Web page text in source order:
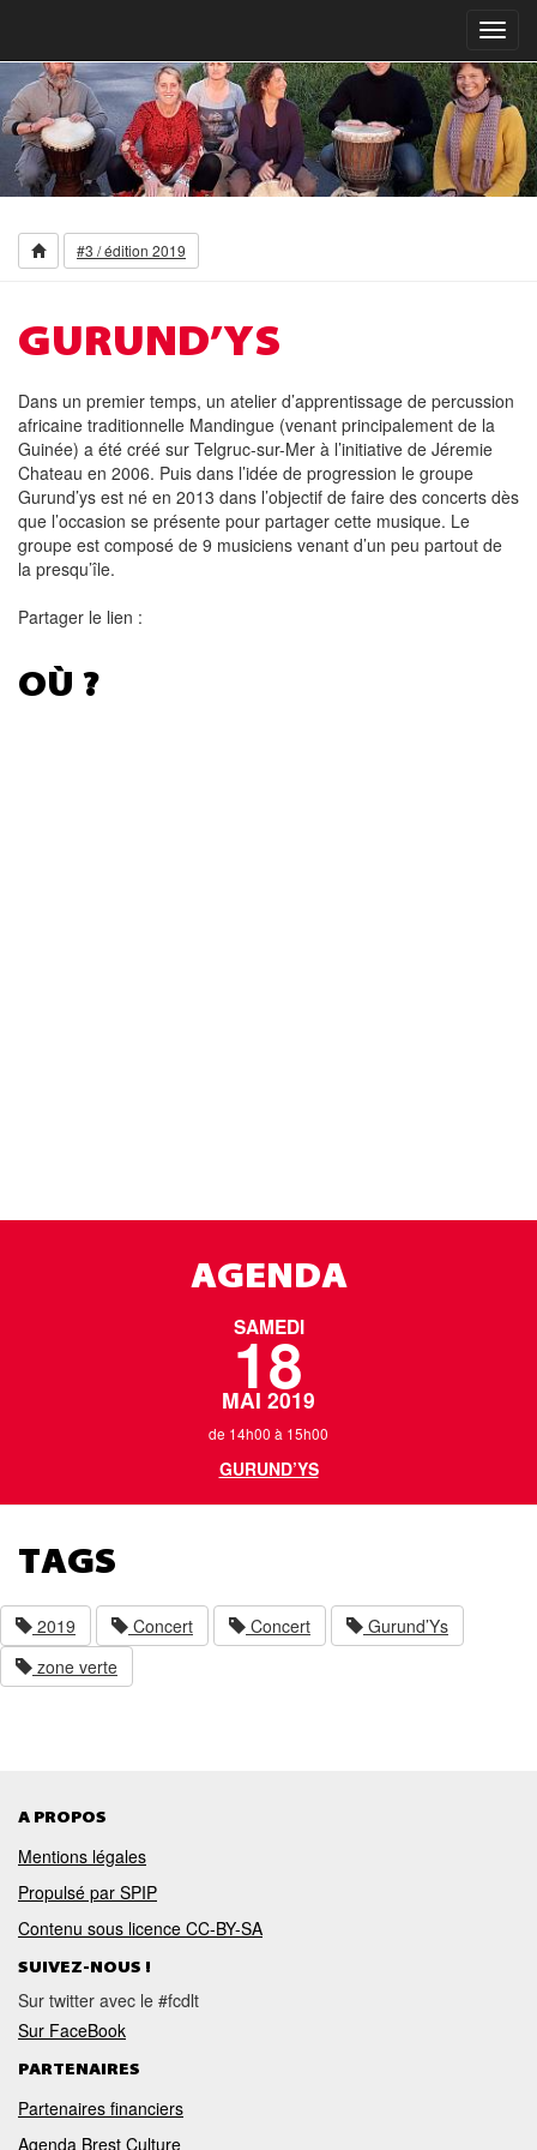
#3 / édition 2019
GURUND’YS
Dans un premier temps, un atelier d’apprentissage de percussion
africaine traditionnelle Mandingue (venant principalement de la
Guinée) a été créé sur Telgruc-sur-Mer à l’initiative de Jéremie
Chateau en 2006. Puis dans l’idée de progression le groupe
Gurund’ys est né en 2013 dans l’objectif de faire des concerts dès
que l’occasion se présente pour partager cette musique. Le
groupe est composé de 9 musiciens venant d’un peu partout de
la presqu’île.
Partager le lien :
OÙ ?
AGENDA
SAMEDI
18
MAI 2019
de 14h00 à 15h00
GURUND’YS
TAGS
2019 Concert Concert
Gurund’Ys
zone verte
A PROPOS
Mentions légales
Propulsé par SPIP
Contenu sous licence CC-BY-SA
SUIVEZ-NOUS !
Sur twitter avec le #fcdlt
Sur FaceBook
PARTENAIRES
Partenaires financiers
Agenda Brest Culture